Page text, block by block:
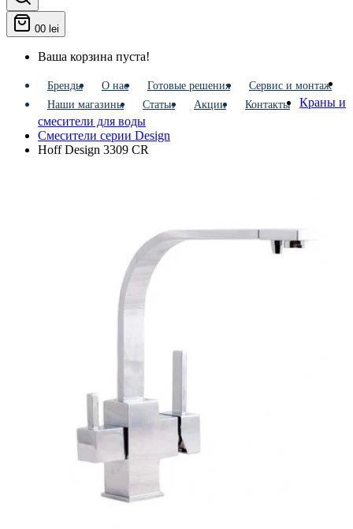
00 lei
Ваша корзина пуста!
Бренды О нас Готовые решения
Сервис и монтаж
Наши магазины
Статьи Акции Контакты
Краны и
смесители для воды
Смесители серии Design
Hoff Design 3309 CR